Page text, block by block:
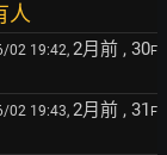
人
02 19:42, 2月前 , 30F
02 19:43, 2月前 , 31 F